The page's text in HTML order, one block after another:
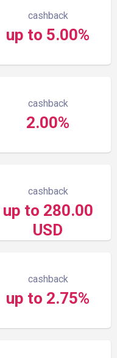
cashback
up to 5.00%
cashback
2.00%
cashback
up to 280.00
USD
cashback
up to 2.75%